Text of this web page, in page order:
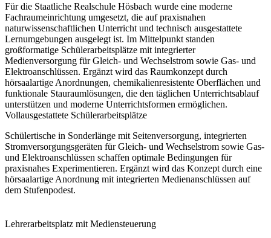
Für die Staatliche Realschule Hösbach wurde eine moderne
Fachraumeinrichtung umgesetzt, die auf praxisnahen
naturwissenschaftlichen Unterricht und technisch ausgestattete
Lernumgebungen ausgelegt ist. Im Mittelpunkt standen
großformatige Schülerarbeitsplätze mit integrierter
Medienversorgung für Gleich- und Wechselstrom sowie Gas- und
Elektroanschlüssen. Ergänzt wird das Raumkonzept durch
hörsaalartige Anordnungen, chemikalienresistente Oberflächen und
funktionale Stauraumlösungen, die den täglichen Unterrichtsablauf
unterstützen und moderne Unterrichtsformen ermöglichen.
Vollausgestattete Schülerarbeitsplätze
Schülertische in Sonderlänge mit Seitenversorgung, integrierten
Stromversorgungsgeräten für Gleich- und Wechselstrom sowie Gas-
und Elektroanschlüssen schaffen optimale Bedingungen für
praxisnahes Experimentieren. Ergänzt wird das Konzept durch eine
hörsaalartige Anordnung mit integrierten Medienanschlüssen auf
dem Stufenpodest.
Lehrerarbeitsplatz mit Mediensteuerung